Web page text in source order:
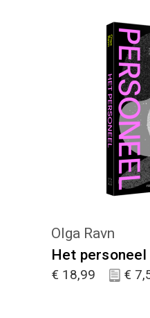
Olga Ravn
Het personeel
€ 18,99 €